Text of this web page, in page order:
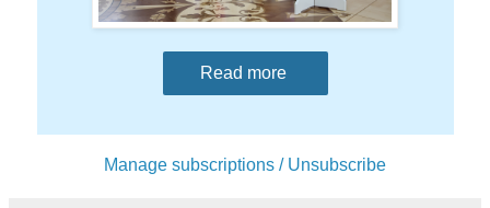
Read more
Manage subscriptions / Unsubscribe